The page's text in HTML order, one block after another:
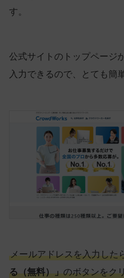
す。
公式サイトのトップページ
入力できるので、とても簡
メールアドレスを入力した
る（無料）」のボタンをク